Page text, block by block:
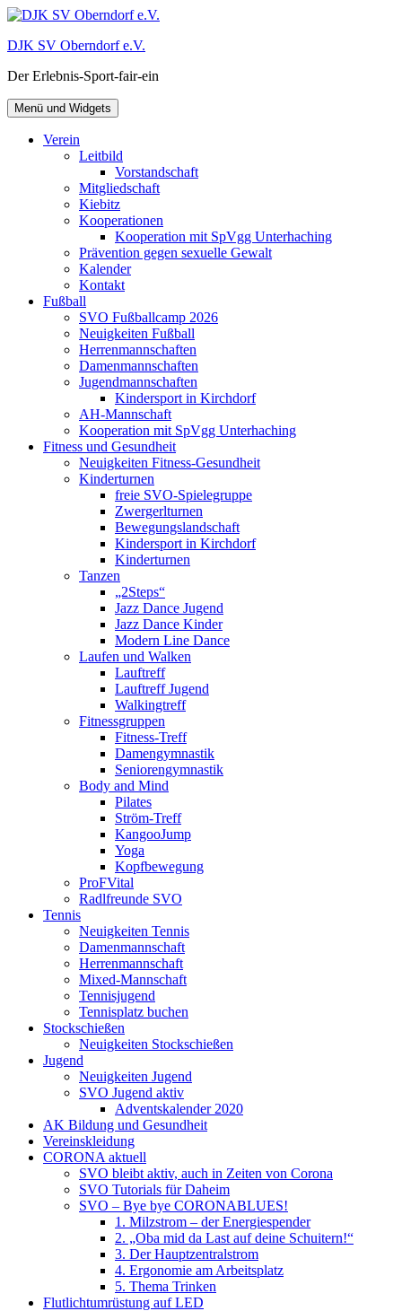
Zum
springen
DJK SV Oberndorf e.V.
Der Erlebnis-Sport-fair-ein
Menü und Widgets
Verein
Leitbild
Vorstandschaft
Mitgliedschaft
Kiebitz
Kooperationen
Kooperation mit SpVgg Unterhaching
Prävention gegen sexuelle Gewalt
Kalender
Kontakt
Fußball
SVO Fußballcamp 2026
Neuigkeiten Fußball
Herrenmannschaften
Damenmannschaften
Jugendmannschaften
Kindersport in Kirchdorf
AH-Mannschaft
Kooperation mit SpVgg Unterhaching
Fitness und Gesundheit
Neuigkeiten Fitness-Gesundheit
Kinderturnen
freie SVO-Spielegruppe
Zwergerlturnen
Bewegungslandschaft
Kindersport in Kirchdorf
Kinderturnen
Tanzen
„2Steps“
Jazz Dance Jugend
Jazz Dance Kinder
Modern Line Dance
Laufen und Walken
Lauftreff
Lauftreff Jugend
Walkingtreff
Fitnessgruppen
Fitness-Treff
Damengymnastik
Seniorengymnastik
Body and Mind
Pilates
Ström-Treff
KangooJump
Yoga
Kopfbewegung
ProFVital
Radlfreunde SVO
Tennis
Neuigkeiten Tennis
Damenmannschaft
Herrenmannschaft
Mixed-Mannschaft
Tennisjugend
Tennisplatz buchen
Stockschießen
Neuigkeiten Stockschießen
Jugend
Neuigkeiten Jugend
SVO Jugend aktiv
Adventskalender 2020
AK Bildung und Gesundheit
Vereinskleidung
CORONA aktuell
SVO bleibt aktiv, auch in Zeiten von Corona
SVO Tutorials für Daheim
SVO – Bye bye CORONABLUES!
1. Milzstrom – der Energiespender
2. „Oba mid da Last auf deine Schuitern!“
3. Der Hauptzentralstrom
4. Ergonomie am Arbeitsplatz
5. Thema Trinken
Flutlichtumrüstung auf LED